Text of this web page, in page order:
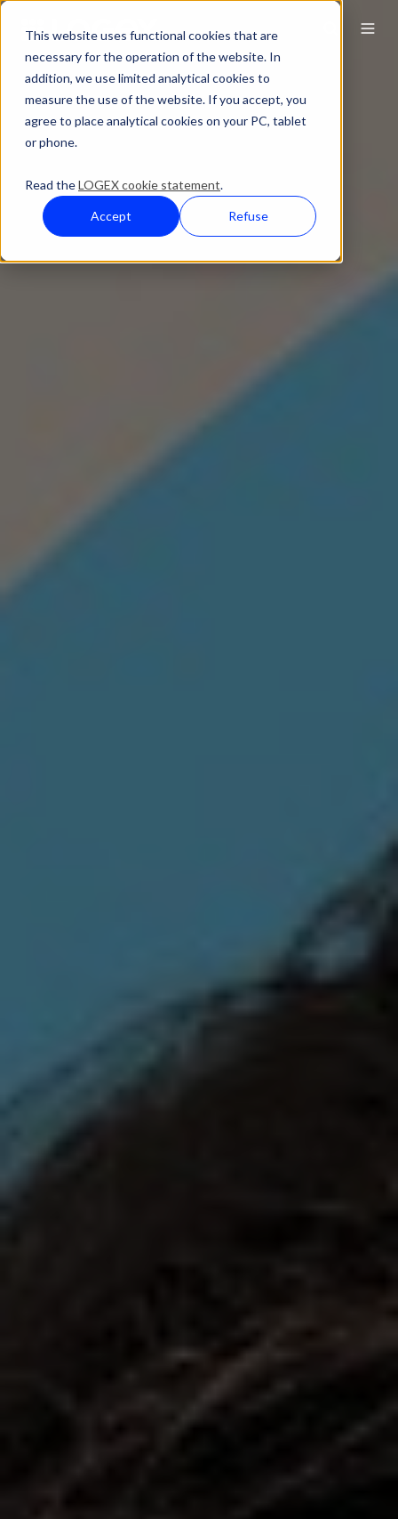
This website uses functional cookies that are
necessary for the operation of the website. In
addition, we use limited analytical cookies to
measure the use of the website. If you accept, you
agree to place analytical cookies on your PC, tablet
or phone.
Read theLOGEX cookie statement.
Accept Refuse